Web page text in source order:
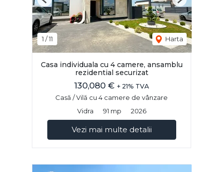
1 /11 Harta
Previous Next
Casa individuala cu 4 camere, ansamblu
rezidential securizat
130,080 € + 21% TVA
Casă / Vilă cu 4 camere de vânzare
Vidra
91 mp 2026
Vezi mai multe detalii